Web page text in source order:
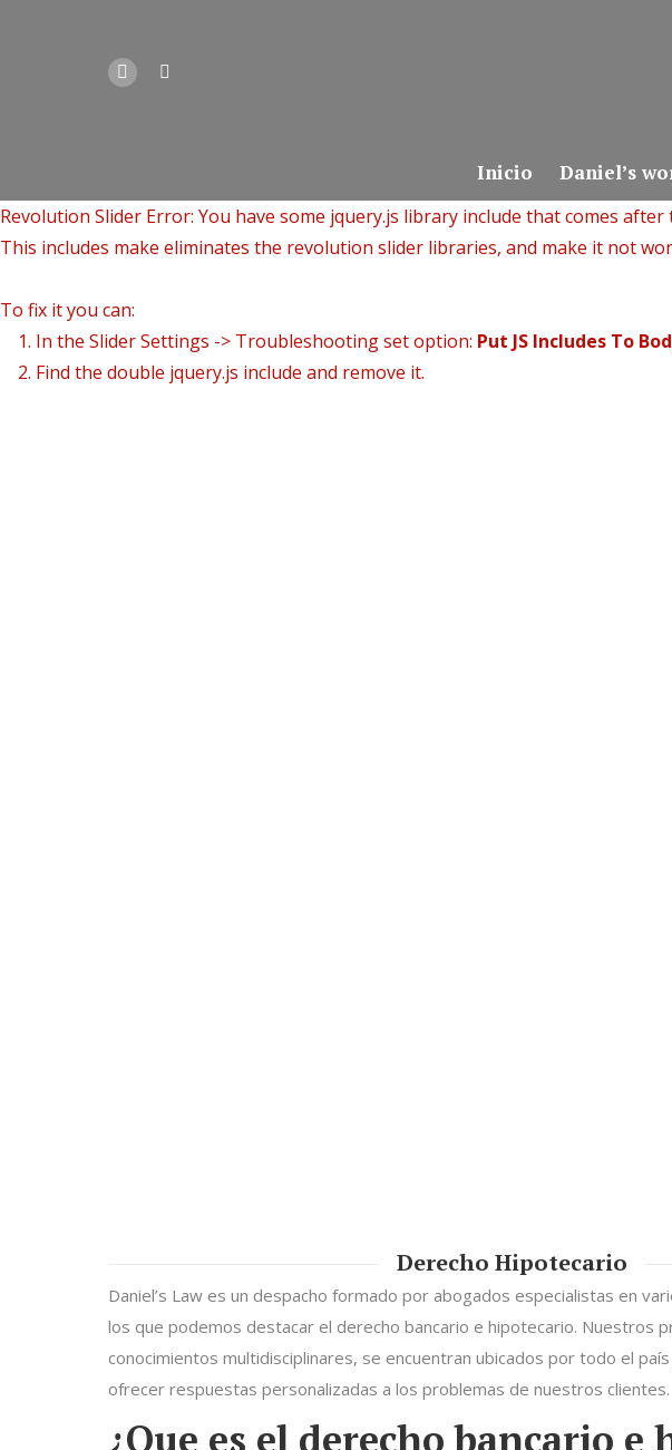
Inicio Daniel’s
Revolution Slider Error: You have some jquery.js library include that comes
This includes make eliminates the revolution slider libraries, and make it not
To fix it you can:
1. In the Slider Settings -> Troubleshooting set option: Put JS Includes To
2. Find the double jquery.js include and remove it.
Derecho Hipotecario
Daniel’s Law es un despacho formado por abogados especialistas en
los que podemos destacar el derecho bancario e hipotecario. Nuestros
conocimientos multidisciplinares, se encuentran ubicados por todo el
ofrecer respuestas personalizadas a los problemas de nuestros clientes.
¿Que es el derecho bancario e